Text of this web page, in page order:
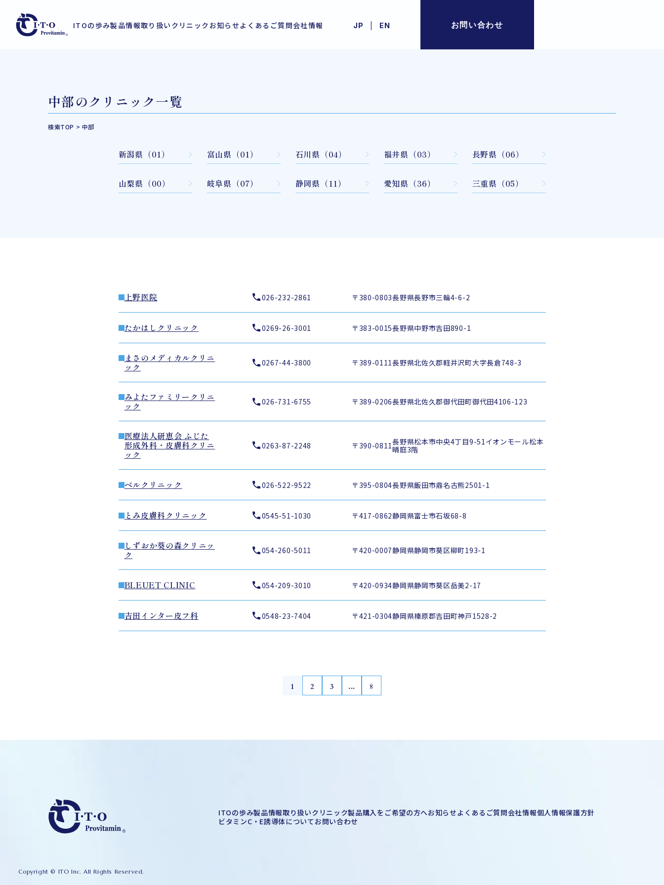
ITOの歩み製品情報取り扱いクリニック お知らせよくあるご質問会社情報 JP | EN お問い合わせ
中部のクリニック一覧
検索TOP > 中部
新潟県（01） 富山県（01） 石川県（04） 福井県（03） 長野県（06）
山梨県（00） 岐阜県（07） 静岡県（11） 愛知県（36） 三重県（05）
上野医院 026-232-2861 〒380-0803長野県長野市三輪4-6-2
たかはしクリニック 0269-26-3001 〒383-0015長野県中野市吉田890-1
まさのメディカルクリニ
ック 0267-44-3800 〒389-0111長野県北佐久郡軽井沢町大字長倉748-3
みよたファミリークリニ
ック 026-731-6755 〒389-0206長野県北佐久郡御代田町御代田4106-123
医療法人研恵会 ふじた
形成外科・皮膚科クリニ
ック
0263-87-2248 〒390-0811長野県松本市中央4丁目9-51イオンモール松本
晴庭3階
ベルクリニック 026-522-9522 〒395-0804長野県飯田市鼎名古熊2501-1
とみ皮膚科クリニック 0545-51-1030 〒417-0862静岡県富士市石坂68-8
しずおか葵の森クリニッ
ク 054-260-5011 〒420-0007静岡県静岡市葵区柳町193-1
BLEUET CLINIC 054-209-3010 〒420-0934静岡県静岡市葵区岳美2-17
吉田インター皮フ科 0548-23-7404 〒421-0304静岡県榛原郡吉田町神戸1528-2
1 2 3 ... 8
ITOの歩み製品情報取り扱いクリニック製品購入をご希望の方へお知らせよくあるご質問会社情報個人情報保護方針
ビタミンC・E誘導体についてお問い合わせ
Copyright © ITO Inc. All Rights Reserved.